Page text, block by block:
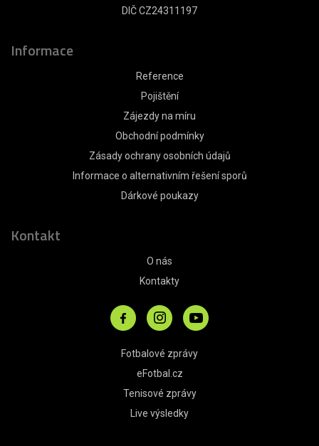
DIČ CZ24311197
Informace
Reference
Pojištění
Zájezdy na míru
Obchodní podmínky
Zásady ochrany osobních údajů
Informace o alternativním řešení sporů
Dárkové poukazy
Kontakt
O nás
Kontakty
Fotbalové zprávy
eFotbal.cz
Tenisové zprávy
Live výsledky